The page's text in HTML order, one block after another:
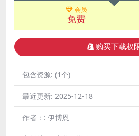
会员
免费
购买下载权
包含资源: (1个)
最近更新: 2025-12-18
作者：: 伊博恩